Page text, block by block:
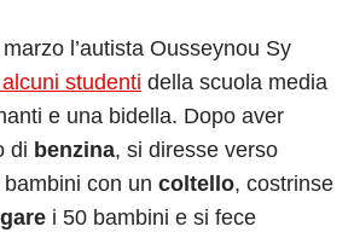
l’autista Ousseynou Sy
studenti della scuola media
e una bidella. Dopo aver
di benzina, si diresse verso
con un coltello, costrinse
i 50 bambini e si fece